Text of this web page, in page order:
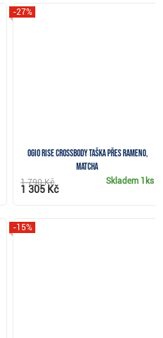
Ogio Rise Crossbody taška přes rameno,
matcha
-27%
Skladem 1ks
1 790 Kč
1 305 Kč
-15%